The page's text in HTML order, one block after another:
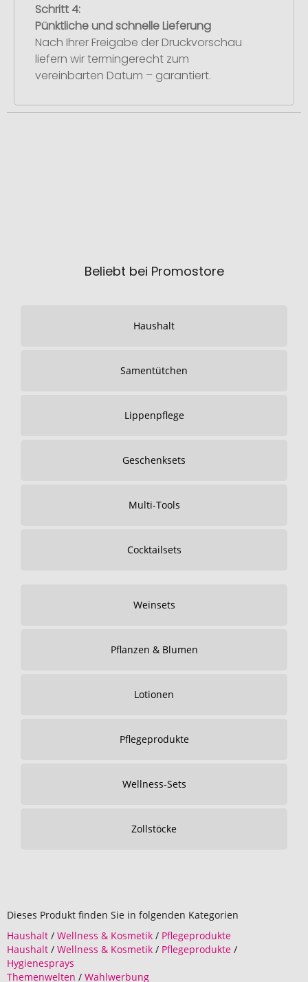
Schritt 4:
Pünktliche und schnelle Lieferung
Nach Ihrer Freigabe der Druckvorschau
liefern wir termingerecht zum
vereinbarten Datum – garantiert.
Beliebt bei Promostore
Haushalt
Samentütchen
Lippenpflege
Geschenksets
Multi-Tools
Cocktailsets
Weinsets
Pflanzen & Blumen
Lotionen
Pflegeprodukte
Wellness-Sets
Zollstöcke
Dieses Produkt finden Sie in folgenden Kategorien
Haushalt / Wellness & Kosmetik / Pflegeprodukte
Haushalt / Wellness & Kosmetik / Pflegeprodukte /
Hygienesprays
Themenwelten / Wahlwerbung